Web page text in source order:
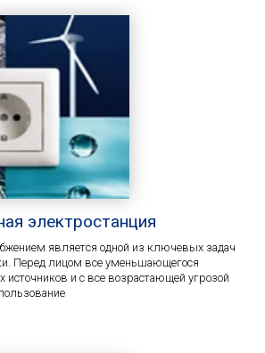
электростанция
является одной из ключевых задач
Перед лицом все уменьшающегося
источников и с все возрастающей угрозой